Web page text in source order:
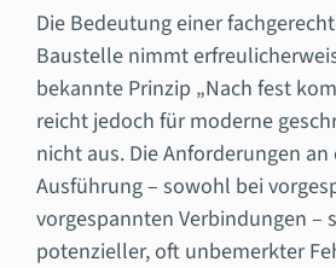
Die Bedeutung einer
Baustelle nimmt
bekannte Prinzip „Nach fest
reicht jedoch für moderne
nicht aus. Die Anforderungen
Ausführung – sowohl bei
vorgespannten Verbindungen –
potenzieller, oft unbemerkter